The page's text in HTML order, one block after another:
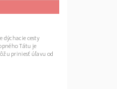
dýchacie cesty
Tátu je
priniesť úľavu od